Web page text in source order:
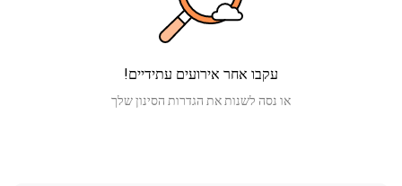
עקבו אחר אירועים עתידיים!
או נסה לשנות את הגדרות הסינון שלך